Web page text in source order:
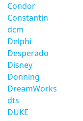
Condor
Constantin
dcm
Delphi
Desperado
Disney
Donning
DreamWorks
dts
DUKE